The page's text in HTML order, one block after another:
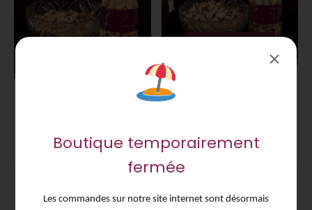
Boutique temporairement
fermée
Les commandes sur notre site internet sont désormais
6,00 €
1 – -1 sur 4 produits